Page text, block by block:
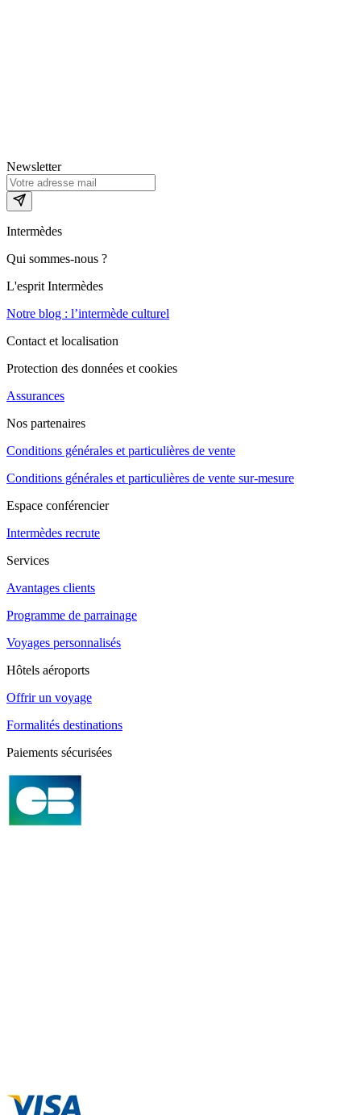
Newsletter
Intermèdes
Qui sommes-nous ?
L'esprit Intermèdes
Notre blog : l’intermède culturel
Contact et localisation
Protection des données et cookies
Assurances
Nos partenaires
Conditions générales et particulières de vente
Conditions générales et particulières de vente sur-mesure
Espace conférencier
Intermèdes recrute
Services
Avantages clients
Programme de parrainage
Voyages personnalisés
Hôtels aéroports
Offrir un voyage
Formalités destinations
Paiements sécurisées